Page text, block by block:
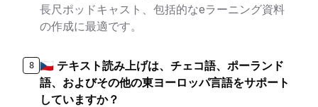
長尺ポッドキャスト、包括的なeラーニング資料
の作成に最適です。
8
🇨🇿 テキスト読み上げは、チェコ語、ポーランド
語、およびその他の東ヨーロッパ言語をサポート
していますか？